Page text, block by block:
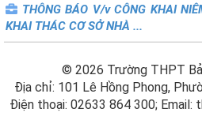
THÔNG BÁO V/v CÔNG KHAI
KHAI THÁC CƠ SỞ NHÀ ...
© 2026 Trường THPT
Địa chỉ: 101 Lê Hồng Phong,
Điện thoại: 02633 864 300; Email: